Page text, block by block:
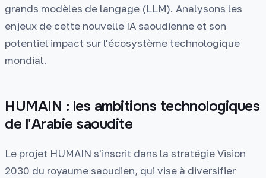
grands modèles de langage (LLM). Analysons les
enjeux de cette nouvelle IA saoudienne et son
potentiel impact sur l'écosystème technologique
mondial.
HUMAIN : les ambitions technologiques
de l'Arabie saoudite
Le projet HUMAIN s'inscrit dans la stratégie Vision
2030 du royaume saoudien, qui vise à diversifier